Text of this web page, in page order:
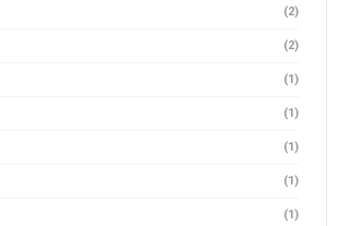
(2)
(2)
(1)
(1)
(1)
(1)
(1)